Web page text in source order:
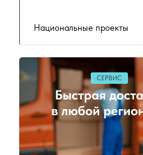
Национальные проекты